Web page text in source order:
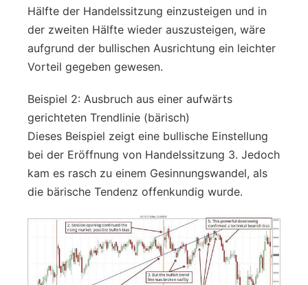
Hälfte der Handelssitzung einzusteigen und in
der zweiten Hälfte wieder auszusteigen, wäre
aufgrund der bullischen Ausrichtung ein leichter
Vorteil gegeben gewesen.
Beispiel 2: Ausbruch aus einer aufwärts
gerichteten Trendlinie (bärisch)
Dieses Beispiel zeigt eine bullische Einstellung
bei der Eröffnung von Handelssitzung 3. Jedoch
kam es rasch zu einem Gesinnungswandel, als
die bärische Tendenz offenkundig wurde.